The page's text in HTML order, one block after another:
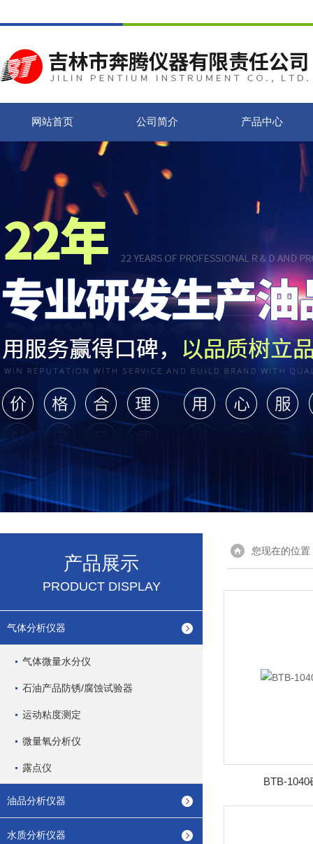
网站首页 公司简介 产品中心
产品展示
PRODUCT DISPLAY
气体分析仪器
气体微量水分仪
石油产品防锈/腐蚀试验器
运动粘度测定
微量氧分析仪
露点仪
油品分析仪器
水质分析仪器
您现在的位置
BTB-